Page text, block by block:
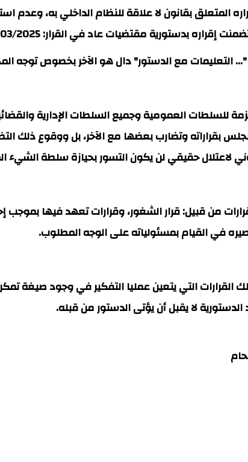
التعليمات مع الدستور" دال هو الآخر بخصوص توجه
لاعتلال حقيقي لن يكون التسور بحيازة سلطة الشيء
من قبيل: قرار الشغور، وقرارات تعهد فيها بموجب
في القيام بمسئولياته على الوجه المطلوب.
هو رقم بين تلك القرارات التي يتعين عمليا التفكير في
لا يقبل أن يؤتى الدستور من قبله.